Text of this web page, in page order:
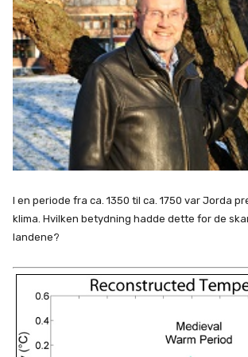
I en periode fra ca. 1350 til ca. 1750 var Jorda
klima. Hvilken betydning hadde dette for de
landene?